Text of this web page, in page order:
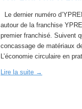
Le dernier numéro
autour de la franchise
premier franchisé. Suivent
concassage de matériaux
L’économie circulaire en
Lire la suite →